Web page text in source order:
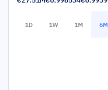
1D 1W 1M 6M